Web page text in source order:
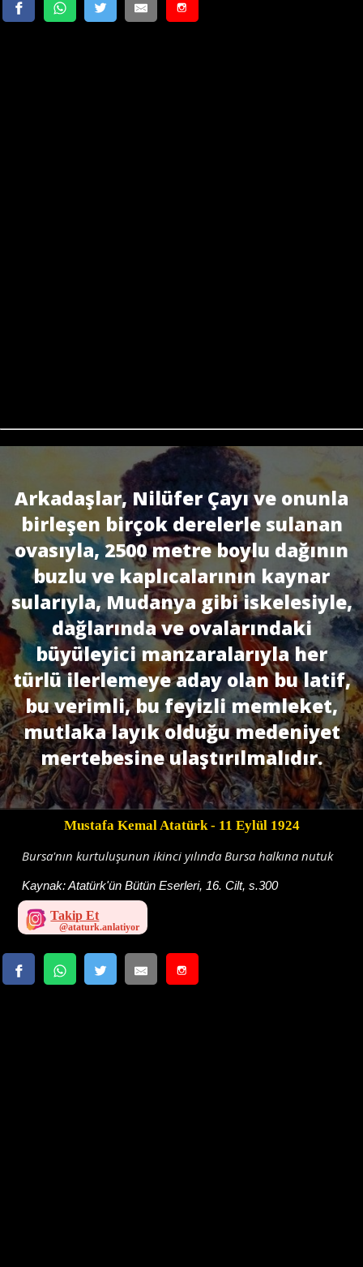
Arkadaşlar, Nilüfer Çayı ve onunla
birleşen birçok derelerle sulanan
ovasıyla, 2500 metre boylu dağının
buzlu ve kaplıcalarının kaynar
sularıyla, Mudanya gibi iskelesiyle,
dağlarında ve ovalarındaki
büyüleyici manzaralarıyla her
türlü ilerlemeye aday olan bu latif,
bu verimli, bu feyizli memleket,
mutlaka layık olduğu medeniyet
mertebesine ulaştırılmalıdır.
Mustafa Kemal Atatürk- 11 Eylül 1924
Bursa'nın kurtuluşunun ikinci yılında Bursa halkına nutuk
Kaynak:Atatürk'ün Bütün Eserleri, 16. Cilt, s.300
Takip Et